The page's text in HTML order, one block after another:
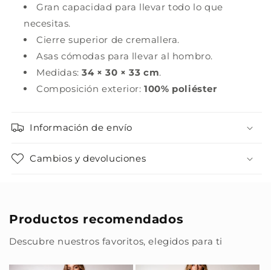
Gran capacidad para llevar todo lo que
necesitas.
Cierre superior de cremallera.
Asas cómodas para llevar al hombro.
Medidas:34 × 30 × 33 cm.
Composición exterior:100% poliéster
Información de envío
Cambios y devoluciones
Productos recomendados
Descubre nuestros favoritos, elegidos para ti